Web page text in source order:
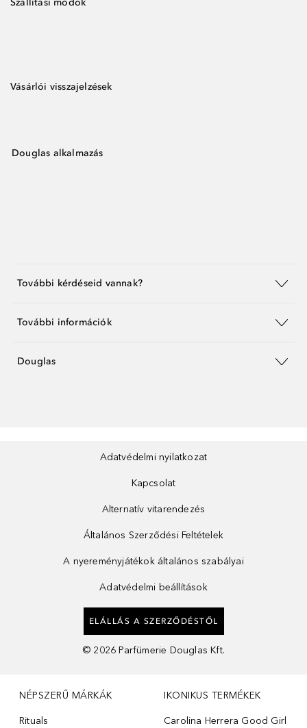
Szállítási módok
Vásárlói visszajelzések
Douglas alkalmazás
További kérdéseid vannak?
További információk
Douglas
Adatvédelmi nyilatkozat
Kapcsolat
Alternatív vitarendezés
Általános Szerződési Feltételek
A nyereményjátékok általános szabályai
Adatvédelmi beállítások
ELÁLLÁS A SZERZŐDÉSTŐL
© 2026 Parfümerie Douglas Kft.
NÉPSZERŰ MÁRKÁK
Rituals
IKONIKUS TERMÉKEK
Carolina Herrera Good Girl